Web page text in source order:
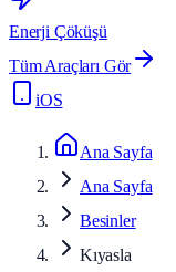
Enerji Çöküşü
Tüm Araçları Gör
iOS
Ana Sayfa
Ana Sayfa
Besinler
Kıyasla